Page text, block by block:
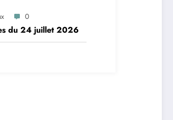
0
du 24 juillet 2026